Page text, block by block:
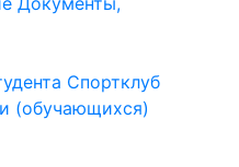
Спортклуб
(обучающихся)